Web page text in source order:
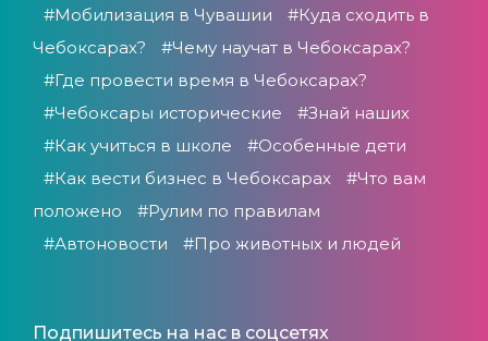
#Мобилизация в Чувашии
#Куда сходить в
Чебоксарах?
#Чему научат в Чебоксарах?
#Где провести время в Чебоксарах?
#Чебоксары исторические
#Знай наших
#Как учиться в школе
#Особенные дети
#Как вести бизнес в Чебоксарах
#Что вам
положено
#Рулим по правилам
#Автоновости
#Про животных и людей
Подпишитесь на нас в соцсетях